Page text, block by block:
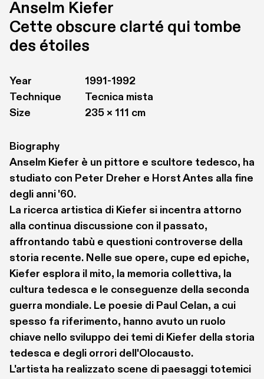
Anselm Kiefer
Cette obscure clarté qui tombe
des étoiles
Year
1991-1992
Technique
Tecnica mista
Size
235 × 111 cm
Biography
Anselm Kiefer è un pittore e scultore tedesco, ha
studiato con Peter Dreher e Horst Antes alla fine
degli anni '60.
La ricerca artistica di Kiefer si incentra attorno
alla continua discussione con il passato,
affrontando tabù e questioni controverse della
storia recente. Nelle sue opere, cupe ed epiche,
Kiefer esplora il mito, la memoria collettiva, la
cultura tedesca e le conseguenze della seconda
guerra mondiale. Le poesie di Paul Celan, a cui
spesso fa riferimento, hanno avuto un ruolo
chiave nello sviluppo dei temi di Kiefer della storia
tedesca e degli orrori dell'Olocausto.
L'artista ha realizzato scene di paesaggi totemici